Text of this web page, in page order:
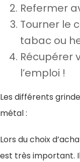
Refermer
Tourner le
tabac ou
Récupérer
l’emploi !
Les différents
métal :
Lors du choix
est très important.